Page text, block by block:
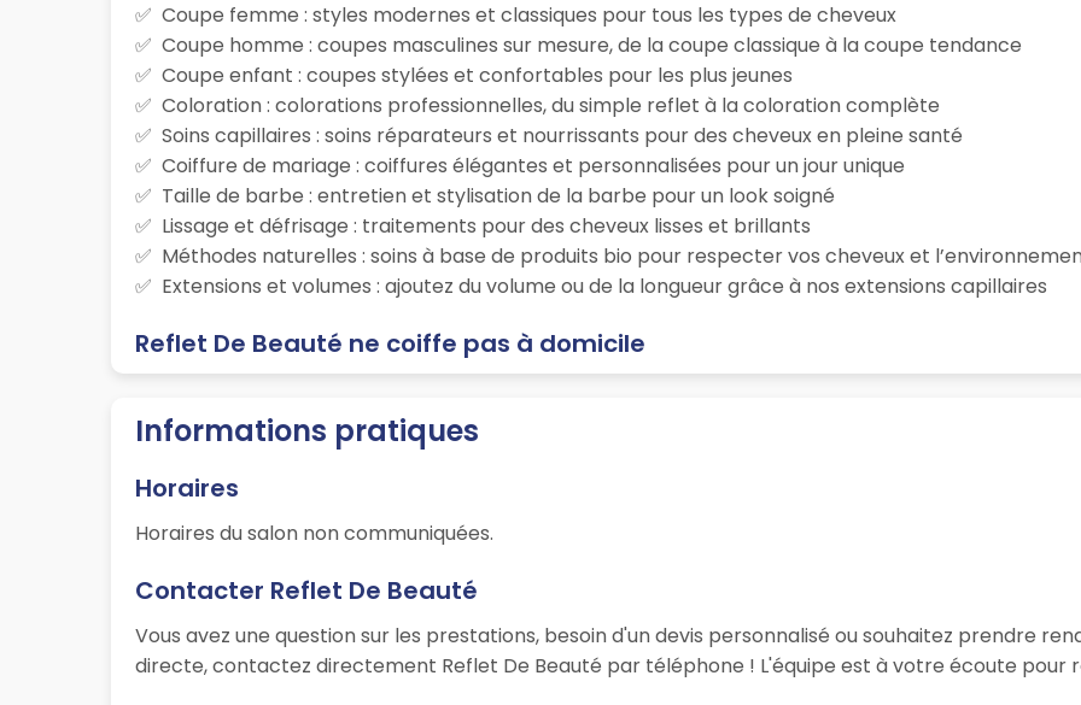
Coupe femme : styles modernes et classiques pour tous les types de cheveux
Coupe homme : coupes masculines sur mesure, de la coupe classique à la coupe tendance
Coupe enfant : coupes stylées et confortables pour les plus jeunes
Coloration : colorations professionnelles, du simple reflet à la coloration complète
Soins capillaires : soins réparateurs et nourrissants pour des cheveux en pleine santé
Coiffure de mariage : coiffures élégantes et personnalisées pour un jour unique
Taille de barbe : entretien et stylisation de la barbe pour un look soigné
Lissage et défrisage : traitements pour des cheveux lisses et brillants
Méthodes naturelles : soins à base de produits bio pour respecter vos cheveux et
Extensions et volumes : ajoutez du volume ou de la longueur grâce à nos extensions capillaires
Reflet De Beauté ne coiffe pas à domicile
Informations pratiques
Horaires
Horaires du salon non communiquées.
Contacter Reflet De Beauté
Vous avez une question sur les prestations, besoin d'un devis personnalisé ou souhaitez prendre
directe, contactez directement Reflet De Beauté par téléphone ! L'équipe est à votre écoute pour